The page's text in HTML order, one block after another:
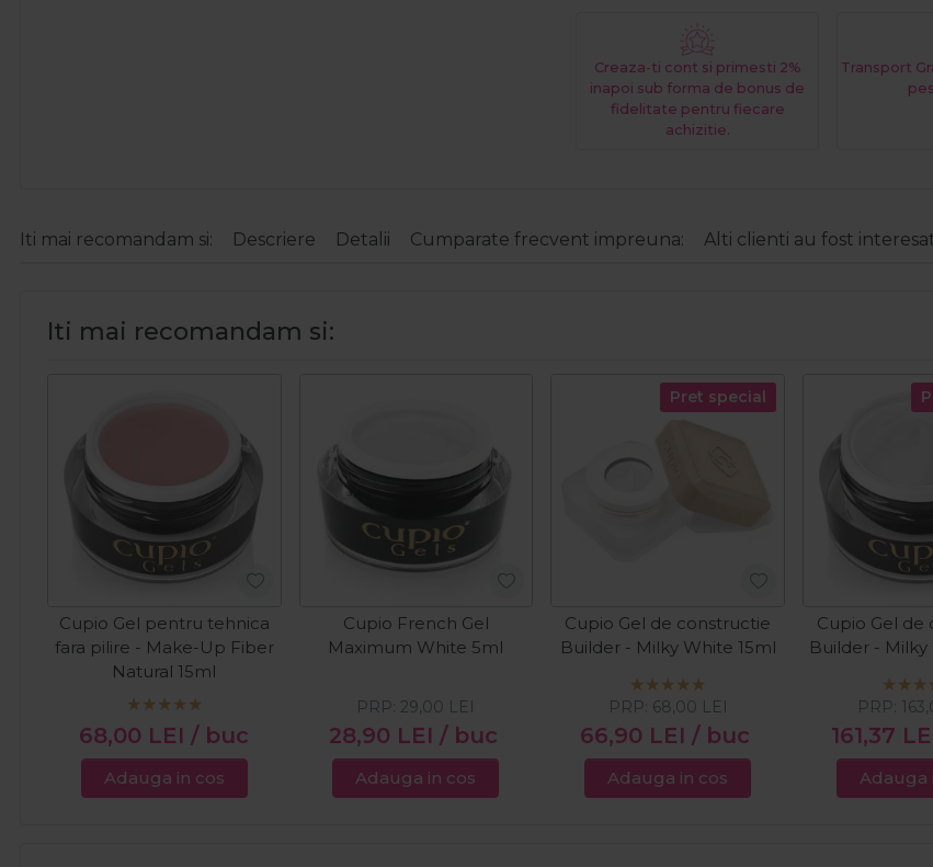
Creaza-ti cont si primesti 2%
inapoi sub forma de bonus de
fidelitate pentru fiecare
achizitie.
Transport
Iti mai recomandam si: Descriere Detalii Cumparate frecvent impreuna: Alti clienti au fost
Iti mai recomandam si:
Cupio Gel pentru tehnica
fara pilire - Make-Up Fiber
Natural 15ml
68,00 LEI / buc
Adauga in cos
Cupio French Gel
Maximum White 5ml
28,90 LEI / buc
PRP: 29,00 LEI
Adauga in cos
Pret special
Cupio Gel de constructie
Builder - Milky White 15ml
66,90 LEI / buc
PRP: 68,00 LEI
Adauga in cos
Cupio Gel de
Builder -
161,37
PRP:
Adauga